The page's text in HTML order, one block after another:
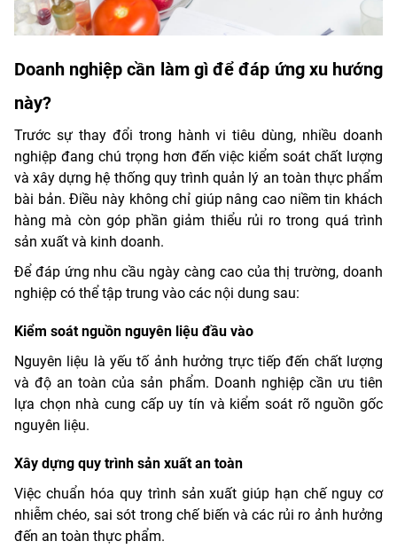
Doanh nghiệp cần làm gì để đáp ứng xu hướng
này?
Trước sự thay đổi trong hành vi tiêu dùng, nhiều doanh
nghiệp đang chú trọng hơn đến việc kiểm soát chất lượng
và xây dựng hệ thống quy trình quản lý an toàn thực phẩm
bài bản. Điều này không chỉ giúp nâng cao niềm tin khách
hàng mà còn góp phần giảm thiểu rủi ro trong quá trình
sản xuất và kinh doanh.
Để đáp ứng nhu cầu ngày càng cao của thị trường, doanh
nghiệp có thể tập trung vào các nội dung sau:
Kiểm soát nguồn nguyên liệu đầu vào
Nguyên liệu là yếu tố ảnh hưởng trực tiếp đến chất lượng
và độ an toàn của sản phẩm. Doanh nghiệp cần ưu tiên
lựa chọn nhà cung cấp uy tín và kiểm soát rõ nguồn gốc
nguyên liệu.
Xây dựng quy trình sản xuất an toàn
Việc chuẩn hóa quy trình sản xuất giúp hạn chế nguy cơ
nhiễm chéo, sai sót trong chế biến và các rủi ro ảnh hưởng
đến an toàn thực phẩm.